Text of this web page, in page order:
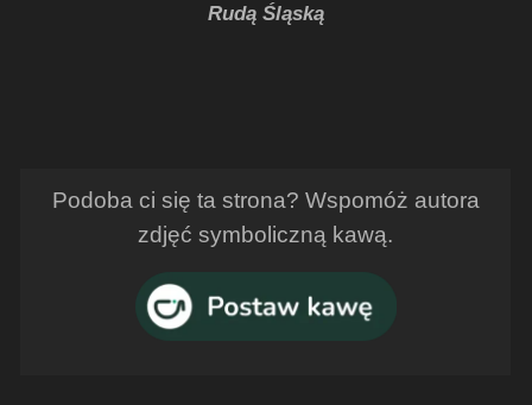
Rudą Śląską
Podoba ci się ta strona? Wspomóż autora
zdjęć symboliczną kawą.